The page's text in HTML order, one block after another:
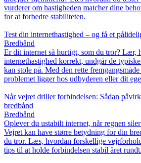
vurderer om hastigheden matcher dine
for at forbedre stabiliteten.
Test din internethastighed – og få et
Bredbånd
Er dit internet så hurtigt, som du tror? Lær,
internethastighed korrekt, undgår de
kan stole på. Med den rette
problemet ligger hos udbyderen eller dit
Når vejret driller forbindelsen: Sådan
bredbånd
Bredbånd
Oplever du ustabilt internet, når regnen
Vejret kan have større betydning for din
du tror. Læs, hvordan forskellige
tips til at holde forbindelsen stabil året rundt.